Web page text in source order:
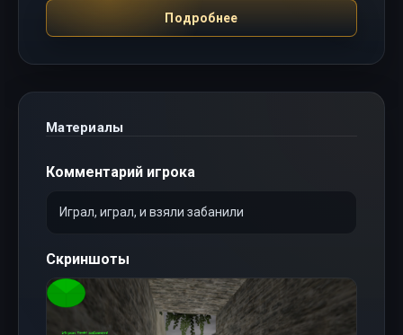
Подробнее
Материалы
Комментарий игрока
Играл, играл, и взяли забанили
Скриншоты